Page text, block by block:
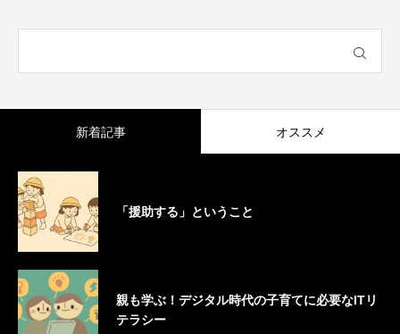
新着記事 オススメ
「援助する」ということ
親も学ぶ！デジタル時代の子育てに必要なITリ
テラシー